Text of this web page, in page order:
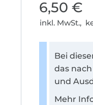
6,50 €
inkl. MwSt.,
Bei
das
und
Mehr